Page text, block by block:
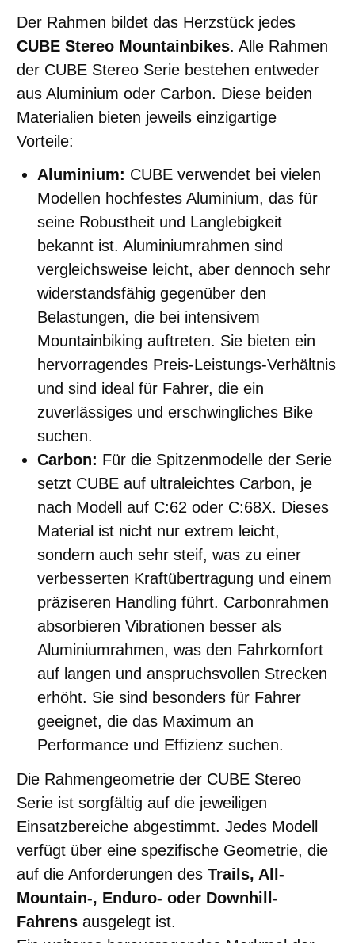
Der Rahmen bildet das Herzstück jedes
CUBE Stereo Mountainbikes. Alle Rahmen
der CUBE Stereo Serie bestehen entweder
aus Aluminium oder Carbon. Diese beiden
Materialien bieten jeweils einzigartige
Vorteile:
Aluminium: CUBE verwendet bei vielen
Modellen hochfestes Aluminium, das für
seine Robustheit und Langlebigkeit
bekannt ist. Aluminiumrahmen sind
vergleichsweise leicht, aber dennoch sehr
widerstandsfähig gegenüber den
Belastungen, die bei intensivem
Mountainbiking auftreten. Sie bieten ein
hervorragendes Preis-Leistungs-Verhältnis
und sind ideal für Fahrer, die ein
zuverlässiges und erschwingliches Bike
suchen.
Carbon: Für die Spitzenmodelle der Serie
setzt CUBE auf ultraleichtes Carbon, je
nach Modell auf C:62 oder C:68X. Dieses
Material ist nicht nur extrem leicht,
sondern auch sehr steif, was zu einer
verbesserten Kraftübertragung und einem
präziseren Handling führt. Carbonrahmen
absorbieren Vibrationen besser als
Aluminiumrahmen, was den Fahrkomfort
auf langen und anspruchsvollen Strecken
erhöht. Sie sind besonders für Fahrer
geeignet, die das Maximum an
Performance und Effizienz suchen.
Die Rahmengeometrie der CUBE Stereo
Serie ist sorgfältig auf die jeweiligen
Einsatzbereiche abgestimmt. Jedes Modell
verfügt über eine spezifische Geometrie, die
auf die Anforderungen des Trails, All-
Mountain-, Enduro- oder Downhill-
Fahrens ausgelegt ist.